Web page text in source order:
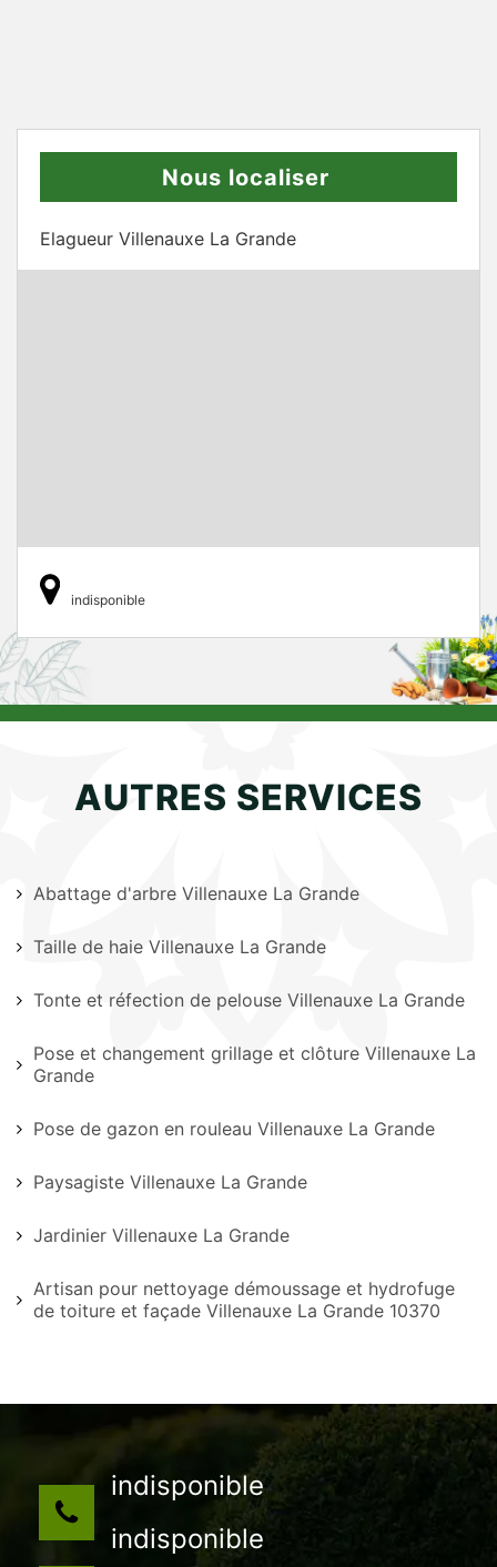
Nous localiser
Elagueur Villenauxe La Grande
indisponible
AUTRES SERVICES
Abattage d'arbre Villenauxe La Grande
Taille de haie Villenauxe La Grande
Tonte et réfection de pelouse Villenauxe La Grande
Pose et changement grillage et clôture Villenauxe La
Grande
Pose de gazon en rouleau Villenauxe La Grande
Paysagiste Villenauxe La Grande
Jardinier Villenauxe La Grande
Artisan pour nettoyage démoussage et hydrofuge
de toiture et façade Villenauxe La Grande 10370
indisponible
indisponible